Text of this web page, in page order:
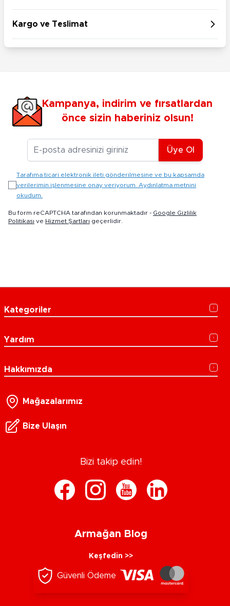
Kargo ve Teslimat
Kampanya, indirim ve fırsatlardan
önce sizin haberiniz olsun!
E-posta Adresiniz
Üye Ol
Tarafıma ticari elektronik ileti gönderilmesine ve bu kapsamda
verilerimin işlenmesine onay veriyorum. Aydınlatma metnini
okudum.
Bu form reCAPTCHA tarafından korunmaktadır - Google Gizlilik
Politikası ve Hizmet Şartları geçerlidir.
Kategoriler
Yardım
Hakkımızda
Mağazalarımız
Bize Ulaşın
Bizi takip edin!
Armağan Blog
Keşfedin >>
Güvenli Ödeme